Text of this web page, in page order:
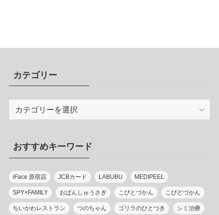
カテゴリー
リ
ー
おすすめキーワード
iFace 原宿店 JCBカード LABUBU MEDIPEEL
SPY×FAMILY おぱんしゅうさぎ こびとづかん こびどづかん
ちいかわレストラン つのちゃん ゴリラのひとつき シミ治療